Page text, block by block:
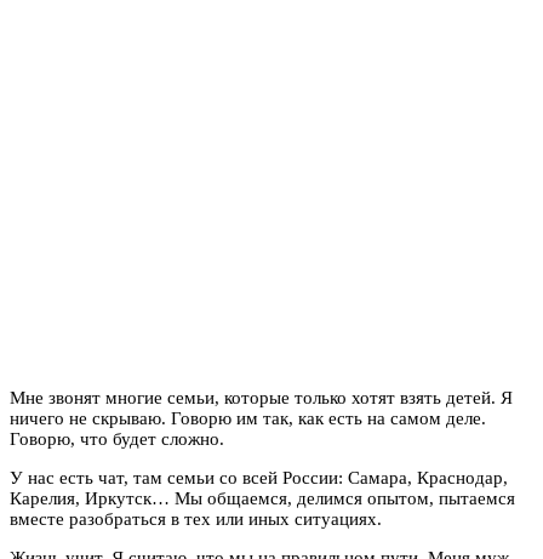
Мне звонят многие семьи, которые только хотят взять детей. Я
ничего не скрываю. Говорю им так, как есть на самом деле.
Говорю, что будет сложно.
У нас есть чат, там семьи со всей России: Самара, Краснодар,
Карелия, Иркутск… Мы общаемся, делимся опытом, пытаемся
вместе разобраться в тех или иных ситуациях.